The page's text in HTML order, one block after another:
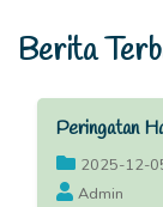
Berita
Peringatan
2025-12-
Admin